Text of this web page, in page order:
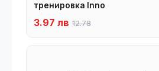
тренировка Inno
3.97 лв 12.78